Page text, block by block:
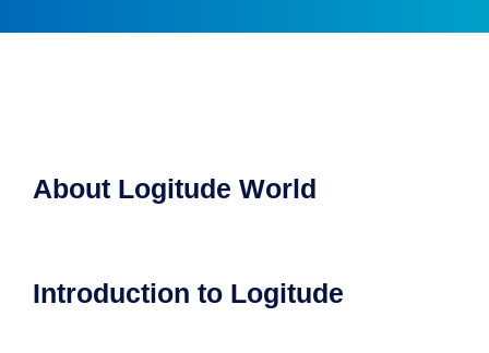
About Logitude World
Introduction to Logitude